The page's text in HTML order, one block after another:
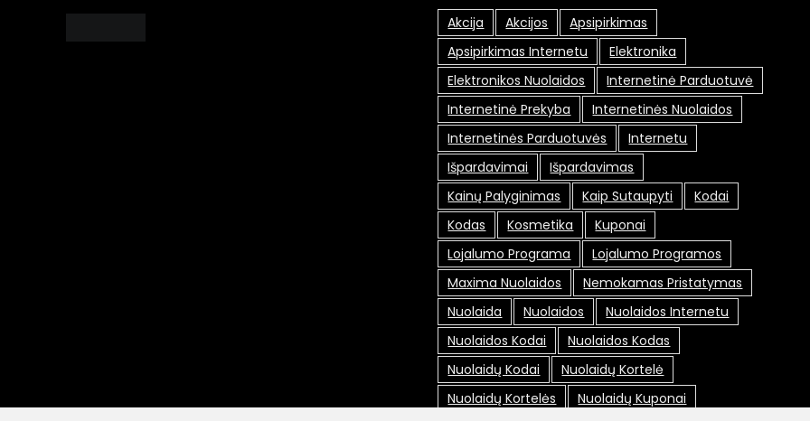
Akcija Akcijos
Apsipirkimas
Apsipirkimas Internetu
Elektronika
Elektronikos Nuolaidos
Internetinė Parduotuvė
Internetinė Prekyba
Internetinės Nuolaidos
Internetinės Parduotuvės
Internetu
Išpardavimai
Išpardavimas
Kainų Palyginimas
Kaip Sutaupyti
Kodai
Kodas
Kosmetika
Kuponai
Lojalumo Programa
Lojalumo Programos
Maxima Nuolaidos
Nemokamas Pristatymas
Nuolaida
Nuolaidos
Nuolaidos Internetu
Nuolaidos Kodai
Nuolaidos Kodas
Nuolaidų Kodai
Nuolaidų Kortelė
Nuolaidų Kortelės
Nuolaidų Kuponai